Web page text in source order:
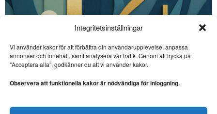
Integritetsinställningar
Vi använder kakor för att förbättra din användarupplevelse, anpassa
annonser och innehåll, samt analysera vår trafik. Genom att trycka på
"Acceptera alla", godkänner du att vi använder kakor.
Observera att funktionella kakor är nödvändiga för inloggning.
Littestraden: Diktverk av Per Wilhelm Wahlroos ‒ 1
SE ÄVEN
storartad poesi